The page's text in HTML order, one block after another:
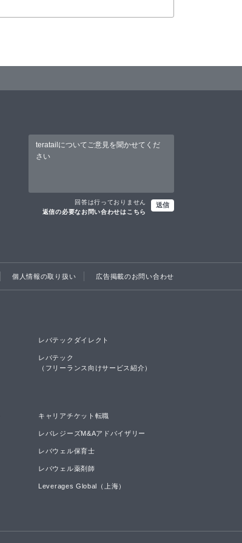
回答は行っておりません
返信の必要なお問い合わせはこちら
送信
個人情報の取り扱い 広告掲載のお問い合わせ
レバテックダイレクト
レバテック
（フリーランス向けサービス紹介）
キャリアチケット転職
レバレジーズM&Aアドバイザリー
レバウェル保育士
レバウェル薬剤師
Leverages Global（上海）